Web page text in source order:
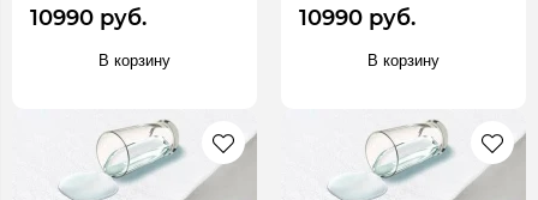
10990 руб.
В корзину
10990 руб.
В корзину